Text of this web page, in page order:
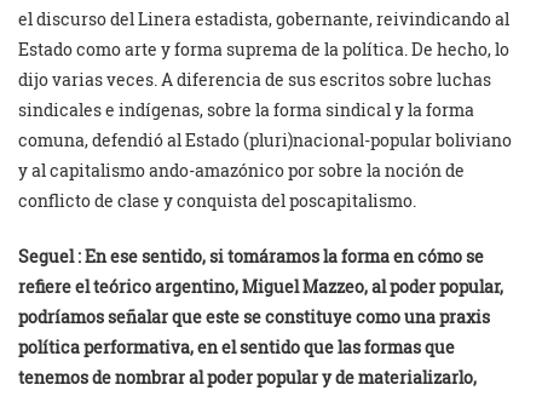
el discurso del Linera estadista, gobernante, reivindicando al
Estado como arte y forma suprema de la política. De hecho, lo
dijo varias veces. A diferencia de sus escritos sobre luchas
sindicales e indígenas, sobre la forma sindical y la forma
comuna, defendió al Estado (pluri)nacional-popular boliviano
y al capitalismo ando-amazónico por sobre la noción de
conflicto de clase y conquista del poscapitalismo.
Seguel : En ese sentido, si tomáramos la forma en cómo se
refiere el teórico argentino, Miguel Mazzeo, al poder popular,
podríamos señalar que este se constituye como una praxis
política performativa, en el sentido que las formas que
tenemos de nombrar al poder popular y de materializarlo,